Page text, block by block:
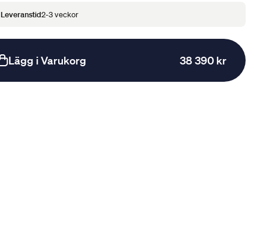
Leveranstid2-3 veckor
Lägg i Varukorg 38 390 kr